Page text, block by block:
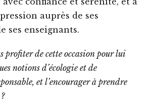
auprès de ses
ses enseignants.
profiter de cette occasion pour lui
notions d’écologie et de
et l’encourager à prendre